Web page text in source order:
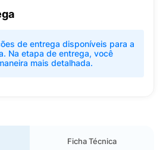
de entrega disponíveis para a
Na etapa de entrega, você
mais detalhada.
Ficha Técnica